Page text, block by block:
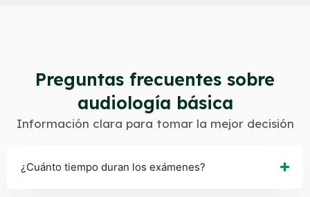
Preguntas frecuentes sobre
audiología básica
Información clara para tomar la mejor decisión
¿Cuánto tiempo duran los exámenes?